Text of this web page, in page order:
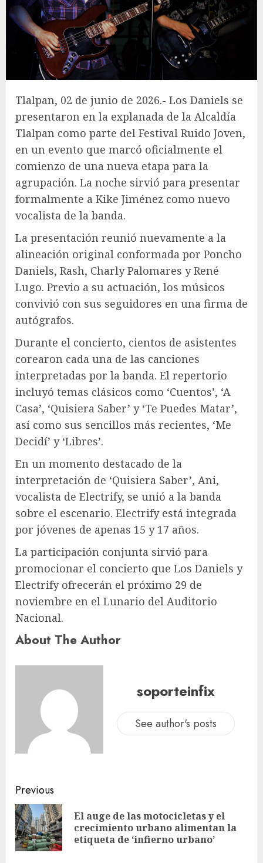
Tlalpan, 02 de junio de 2026.- Los Daniels se
presentaron en la explanada de la Alcaldía
Tlalpan como parte del Festival Ruido Joven,
en un evento que marcó oficialmente el
comienzo de una nueva etapa para la
agrupación. La noche sirvió para presentar
formalmente a Kike Jiménez como nuevo
vocalista de la banda.
La presentación reunió nuevamente a la
alineación original conformada por Poncho
Daniels, Rash, Charly Palomares y René
Lugo. Previo a su actuación, los músicos
convivió con sus seguidores en una firma de
autógrafos.
Durante el concierto, cientos de asistentes
corearon cada una de las canciones
interpretadas por la banda. El repertorio
incluyó temas clásicos como ‘Cuentos’, ‘A
Casa’, ‘Quisiera Saber’ y ‘Te Puedes Matar’,
así como sus sencillos más recientes, ‘Me
Decidí’ y ‘Libres’.
En un momento destacado de la
interpretación de ‘Quisiera Saber’, Ani,
vocalista de Electrify, se unió a la banda
sobre el escenario. Electrify está integrada
por jóvenes de apenas 15 y 17 años.
La participación conjunta sirvió para
promocionar el concierto que Los Daniels y
Electrify ofrecerán el próximo 29 de
noviembre en el Lunario del Auditorio
Nacional.
About The Author
soporteinfix
See author's posts
Previous
El auge de las motocicletas y el
crecimiento urbano alimentan la
etiqueta de ‘infierno urbano’